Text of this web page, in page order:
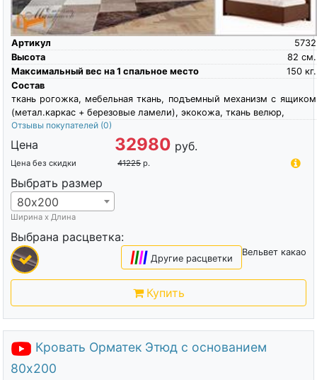
Артикул
5732
Высота
см.
82
Максимальный вес на 1 спальное место
кг.
150
Состав
ткань рогожка, мебельная ткань, подъемный механизм с ящиком
(метал.каркас + березовые ламели), экокожа, ткань велюр,
Отзывы покупателей (0)
Цена 32980 руб.
Цена без скидки 41225 р.
Выбрать размер
80х200
Ширина х Длина
Выбрана расцветка:
Вельвет какао
|||| Другие расцветки
Купить
Кровать Орматек Этюд с основанием
80х200